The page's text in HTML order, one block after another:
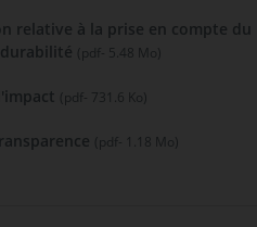
relative à la prise en compte du
(pdf- 5.48 Mo)
(pdf- 731.6 Ko)
(pdf- 1.18 Mo)